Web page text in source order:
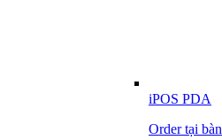
iPOS PDA
Order tại bàn